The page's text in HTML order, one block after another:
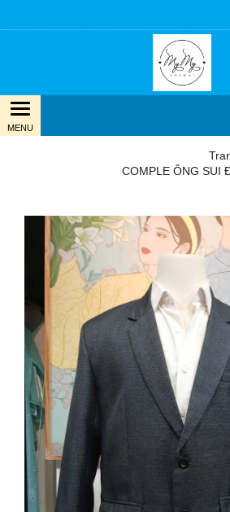
COMPLE ÔNG SUI